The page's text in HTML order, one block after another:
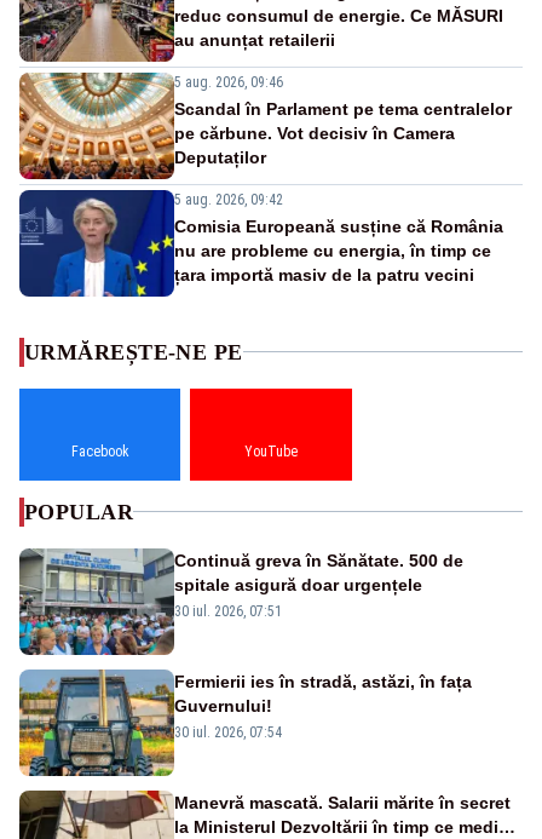
reduc consumul de energie. Ce MĂSURI
au anunțat retailerii
5 aug. 2026, 09:46
Scandal în Parlament pe tema centralelor
pe cărbune. Vot decisiv în Camera
Deputaților
5 aug. 2026, 09:42
Comisia Europeană susține că România
nu are probleme cu energia, în timp ce
țara importă masiv de la patru vecini
URMĂREȘTE-NE PE
Facebook YouTube
POPULAR
Continuă greva în Sănătate. 500 de
spitale asigură doar urgențele
30 iul. 2026, 07:51
Fermierii ies în stradă, astăzi, în fața
Guvernului!
30 iul. 2026, 07:54
Manevră mascată. Salarii mărite în secret
la Ministerul Dezvoltării în timp ce medicii